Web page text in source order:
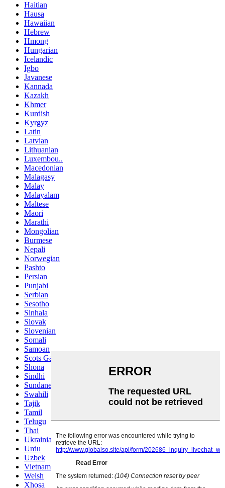
Haitian
Hausa
Hawaiian
Hebrew
Hmong
Hungarian
Icelandic
Igbo
Javanese
Kannada
Kazakh
Khmer
Kurdish
Kyrgyz
Latin
Latvian
Lithuanian
Luxembou..
Macedonian
Malagasy
Malay
Malayalam
Maltese
Maori
Marathi
Mongolian
Burmese
Nepali
Norwegian
Pashto
Persian
Punjabi
Serbian
Sesotho
Sinhala
Slovak
Slovenian
Somali
Samoan
Scots Gaelic
Shona
Sindhi
Sundanese
Swahili
Tajik
Tamil
Telugu
Thai
Ukrainian
Urdu
Uzbek
Vietnamese
Welsh
Xhosa